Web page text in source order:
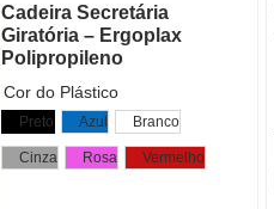
Cadeira Secretária
Giratória – Ergoplax
Polipropileno
Cor do Plástico
Preto Azul Branco
Cinza Rosa Vermelho